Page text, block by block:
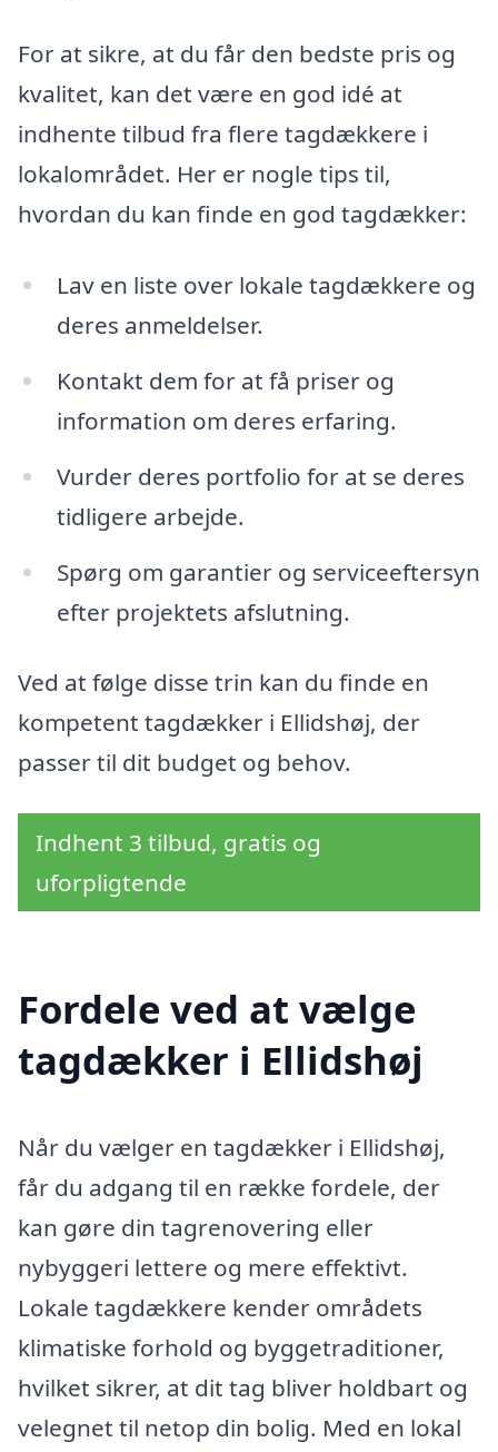
For at sikre, at du får den bedste pris og
kvalitet, kan det være en god idé at
indhente tilbud fra flere tagdækkere i
lokalområdet. Her er nogle tips til,
hvordan du kan finde en god tagdækker:
Lav en liste over lokale tagdækkere og
deres anmeldelser.
Kontakt dem for at få priser og
information om deres erfaring.
Vurder deres portfolio for at se deres
tidligere arbejde.
Spørg om garantier og serviceeftersyn
efter projektets afslutning.
Ved at følge disse trin kan du finde en
kompetent tagdækker i Ellidshøj, der
passer til dit budget og behov.
Indhent 3 tilbud, gratis og
uforpligtende
Fordele ved at vælge
tagdækker i Ellidshøj
Når du vælger en tagdækker i Ellidshøj,
får du adgang til en række fordele, der
kan gøre din tagrenovering eller
nybyggeri lettere og mere effektivt.
Lokale tagdækkere kender områdets
klimatiske forhold og byggetraditioner,
hvilket sikrer, at dit tag bliver holdbart og
velegnet til netop din bolig. Med en lokal